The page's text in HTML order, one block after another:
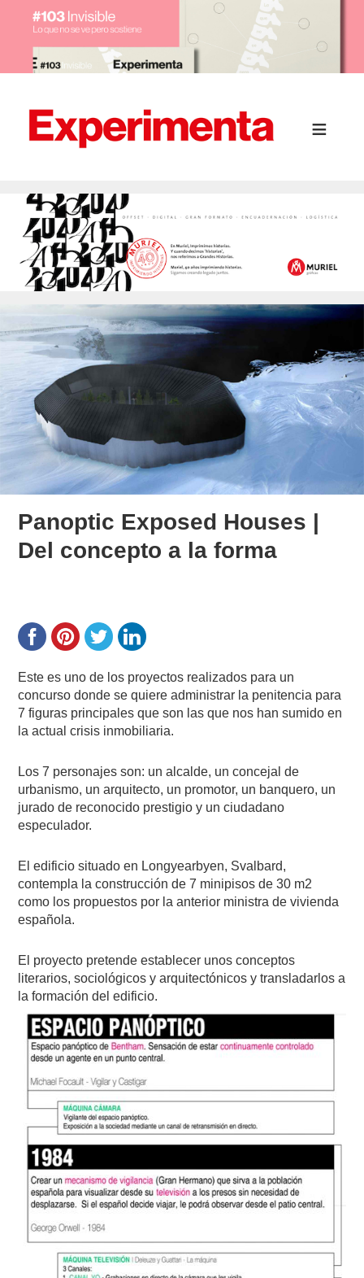
Panoptic Exposed Houses |
Del concepto a la forma
Este es uno de los proyectos realizados para un
concurso donde se quiere administrar la penitencia para
7 figuras principales que son las que nos han sumido en
la actual crisis inmobiliaria.
Los 7 personajes son: un alcalde, un concejal de
urbanismo, un arquitecto, un promotor, un banquero, un
jurado de reconocido prestigio y un ciudadano
especulador.
El edificio situado en Longyearbyen, Svalbard,
contempla la construcción de 7 minipisos de 30 m2
como los propuestos por la anterior ministra de vivienda
española.
El proyecto pretende establecer unos conceptos
literarios, sociológicos y arquitectónicos y transladarlos a
la formación del edificio.